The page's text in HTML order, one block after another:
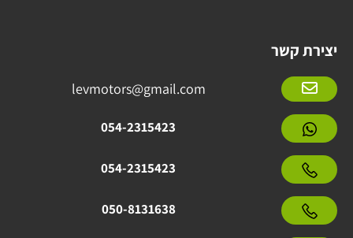
יצירת קשר
levmotors@gmail.com
054-2315423
054-2315423
050-8131638